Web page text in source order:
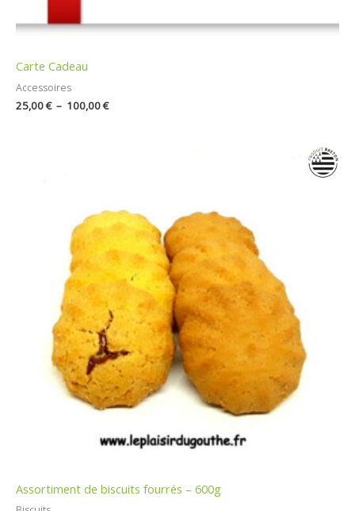
Carte Cadeau
Accessoires
25,00€ – 100,00€
Assortiment de biscuits fourrés – 600g